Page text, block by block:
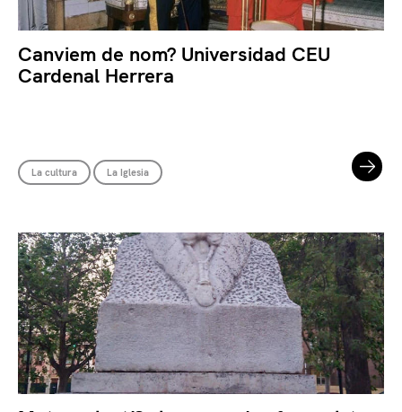
Canviem de nom? Universidad CEU
Cardenal Herrera
La cultura La Iglesia